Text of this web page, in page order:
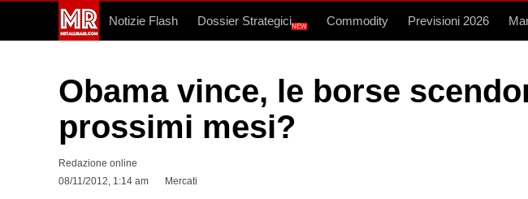
Notizie Flash Dossier StrategiciNEW Commodity Previsioni 2026
Obama vince, le borse
prossimi mesi?
Redazione online
08/11/2012, 1:14 am
Mercati